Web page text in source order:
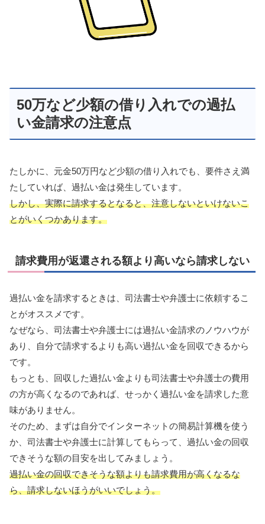
50万など少額の借り入れでの過払
い金請求の注意点
たしかに、元金50万円など少額の借り入れでも、要件さえ満
たしていれば、過払い金は発生しています。
しかし、実際に請求するとなると、注意しないといけないこ
とがいくつかあります。
請求費用が返還される額より高いなら請求しない
過払い金を請求するときは、司法書士や弁護士に依頼するこ
とがオススメです。
なぜなら、司法書士や弁護士には過払い金請求のノウハウが
あり、自分で請求するよりも高い過払い金を回収できるから
です。
もっとも、回収した過払い金よりも司法書士や弁護士の費用
の方が高くなるのであれば、せっかく過払い金を請求した意
味がありません。
そのため、まずは自分でインターネットの簡易計算機を使う
か、司法書士や弁護士に計算してもらって、過払い金の回収
できそうな額の目安を出してみましょう。
過払い金の回収できそうな額よりも請求費用が高くなるな
ら、請求しないほうがいいでしょう。